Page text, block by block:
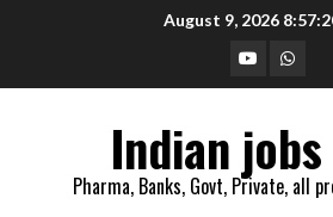
August 9, 2026
YouTube
Indian
Pharma, Banks, Govt, Private, all